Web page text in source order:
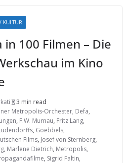
KULTUR
in 100 Filmen – Die
im Kino
3 min read
Metropolis-Orchester, Defa,
, F.W. Murnau, Fritz Lang,
, Goebbels,
Films, Josef von Sternberg,
, Marlene Dietrich, Metropolis,
, Sigrid Faltin,